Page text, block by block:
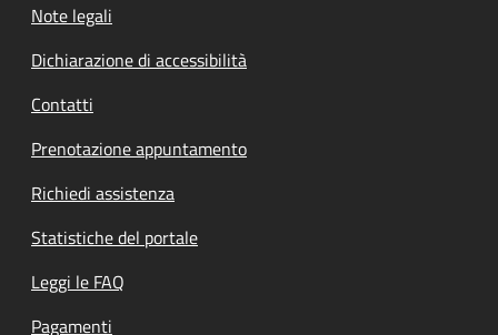
Note legali
Dichiarazione di accessibilità
Contatti
Prenotazione appuntamento
Richiedi assistenza
Statistiche del portale
Leggi le FAQ
Pagamenti